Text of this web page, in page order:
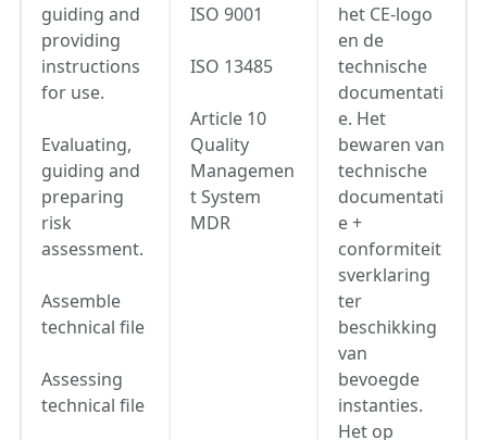
guiding and
providing
instructions
for use.
Evaluating,
guiding and
preparing
risk
assessment.
Assemble
technical file
Assessing
technical file
ISO 9001
ISO 13485
Article 10
Quality
Managemen
t System
MDR
het CE-logo
en de
technische
documentati
e. Het
bewaren van
technische
documentati
e +
conformiteit
sverklaring
ter
beschikking
van
bevoegde
instanties.
Het op